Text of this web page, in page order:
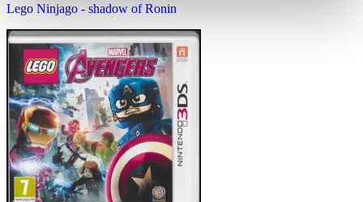
Lego Ninjago - shadow of Ronin